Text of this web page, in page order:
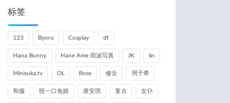
标签
123 Byoru Cosplay df
Hana Bunny Hane Ame 雨波写真 JK lin
Minisuka.tv OL Rose 修女 周于希
和服 咬一口兔娘 唐安琪 复古 女仆